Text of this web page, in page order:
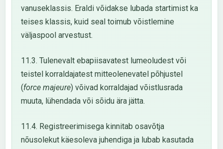
vanuseklassis. Eraldi võidakse lubada startimist ka
teises klassis, kuid seal toimub võistlemine
väljaspool arvestust.
11.3. Tulenevalt ebapiisavatest lumeoludest või
teistel korraldajatest mitteolenevatel põhjustel
(force majeure) võivad korraldajad võistlusrada
muuta, lühendada või sõidu ära jätta.
11.4. Registreerimisega kinnitab osavõtja
nõusolekut käesoleva juhendiga ja lubab kasutada